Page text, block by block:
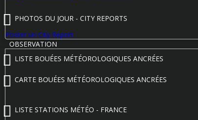
PHOTOS DU JOUR - CITY REPORTS
Poster un City Report
OBSERVATION
LISTE BOUÉES MÉTÉOROLOGIQUES ANCRÉES
CARTE BOUÉES MÉTÉOROLOGIQUES ANCRÉES
LISTE STATIONS MÉTÉO - FRANCE